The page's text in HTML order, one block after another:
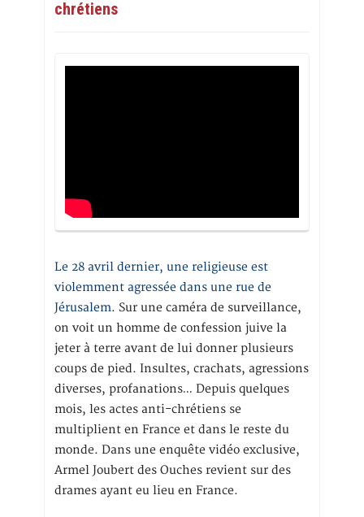
chrétiens
Le 28 avril dernier, une religieuse est
violemment agressée dans une rue de
Jérusalem. Sur une caméra de surveillance,
on voit un homme de confession juive la
jeter à terre avant de lui donner plusieurs
coups de pied. Insultes, crachats, agressions
diverses, profanations… Depuis quelques
mois, les actes anti-chrétiens se
multiplient en France et dans le reste du
monde. Dans une enquête vidéo exclusive,
Armel Joubert des Ouches revient sur des
drames ayant eu lieu en France.